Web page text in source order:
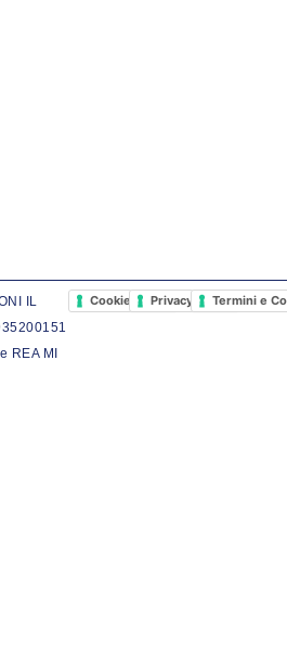
IL
REA MI
Cookie PolicyPrivacy PolicyTermini e